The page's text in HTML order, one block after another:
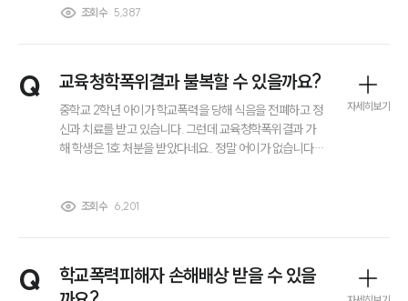
전체
구성원 소개
언론보도
가 있다면 모두 진행하고 싶습니다. 어떤 방법으로 대응해
조회수 5,387
Q 교육청학폭위결과 불복할 수 있을까요?
중학교 2학년 아이가 학교폭력을 당해 식음을 전폐하고 정
신과 치료를 받고 있습니다. 그런데 교육청학폭위결과 가
해 학생은 1호 처분을 받았다네요.. 정말 어이가 없습니다.
구 등 법적으로 할 수 있는 조치는 다 취하고 싶은데 어떻게
조회수 6,201
자세히보기
Q
학교폭력피해자 손해배상 받을 수 있을